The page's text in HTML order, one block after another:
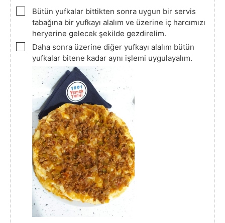
▢
Bütün yufkalar bittikten sonra uygun bir servis
tabağına bir yufkayı alalım ve üzerine iç harcımızı
heryerine gelecek şekilde gezdirelim.
▢
Daha sonra üzerine diğer yufkayı alalım bütün
yufkalar bitene kadar aynı işlemi uygulayalım.